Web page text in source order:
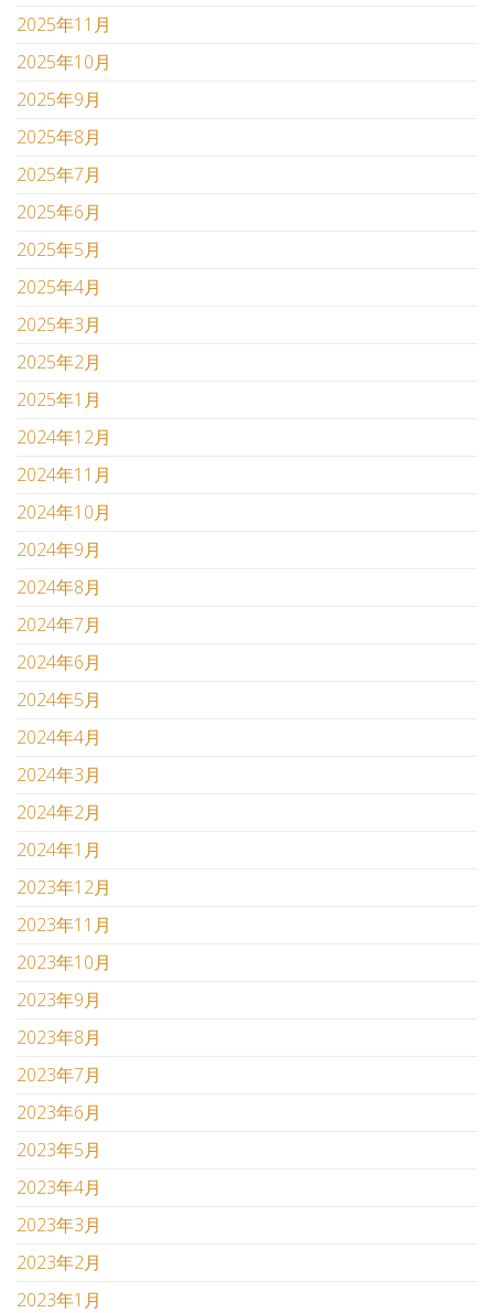
2025年11月
2025年10月
2025年9月
2025年8月
2025年7月
2025年6月
2025年5月
2025年4月
2025年3月
2025年2月
2025年1月
2024年12月
2024年11月
2024年10月
2024年9月
2024年8月
2024年7月
2024年6月
2024年5月
2024年4月
2024年3月
2024年2月
2024年1月
2023年12月
2023年11月
2023年10月
2023年9月
2023年8月
2023年7月
2023年6月
2023年5月
2023年4月
2023年3月
2023年2月
2023年1月